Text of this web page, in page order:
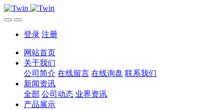
登录 注册
网站首页
关于我们
公司简介 在线留言 在线询盘 联系我们
新闻资讯
全部 公司动态 业界资讯
产品展示